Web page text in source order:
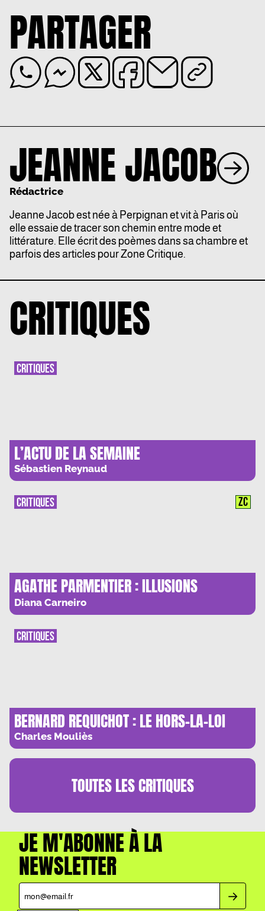
PARTAGER
JEANNE JACOB
Rédactrice
Jeanne Jacob est née à Perpignan et vit à Paris où
elle essaie de tracer son chemin entre mode et
littérature. Elle écrit des poèmes dans sa chambre et
parfois des articles pour Zone Critique.
CRITIQUES
L’ACTU DE LA SEMAINE
Sébastien Reynaud
CRITIQUES
AGATHE PARMENTIER : ILLUSIONS
TROUVEES
Diana Carneiro
CRITIQUES ZC
BERNARD REQUICHOT : LE HORS-LA-LOI
Charles Mouliès
CRITIQUES
TOUTES LESCRITIQUES
JE M'ABONNE À LA
NEWSLETTER